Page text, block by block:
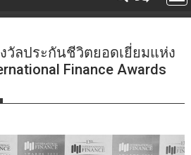
งวัลประกันชีวิตยอดเยี่ยมแห่ง
Finance Awards